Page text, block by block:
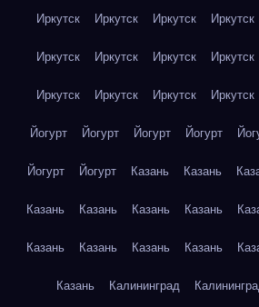
Иркутск Иркутск Иркутск Иркутск
Иркутск Иркутск Иркутск Иркутск
Иркутск Иркутск Иркутск Иркутск
Йогурт Йогурт Йогурт Йогурт
Йогурт Йогурт Казань Казань
Казань Казань Казань Казань
Казань Казань Казань Казань
Казань Калининград